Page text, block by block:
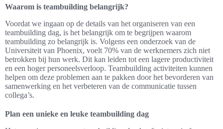
Waarom is teambuilding belangrijk?
Voordat we ingaan op de details van het organiseren van een
teambuilding dag, is het belangrijk om te begrijpen waarom
teambuilding zo belangrijk is. Volgens een onderzoek van de
Universiteit van Phoenix, voelt 70% van de werknemers zich niet
betrokken bij hun werk. Dit kan leiden tot een lagere productiviteit
en een hoger personeelsverloop. Teambuilding activiteiten kunnen
helpen om deze problemen aan te pakken door het bevorderen van
samenwerking en het verbeteren van de communicatie tussen
collega’s.
Plan een unieke en leuke teambuilding dag